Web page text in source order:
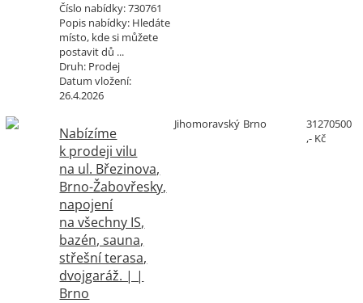
Číslo nabídky:730761
Popis nabídky: Hledáte
místo, kde si můžete
postavit dů ...
Druh: Prodej
Datum vložení:
26.4.2026
Nabízíme
k prodeji vilu
na ul. Březinova,
Brno-Žabovřesky,
napojení
na všechny IS,
bazén, sauna,
střešní terasa,
dvojgaráž. | |
Brno
Jihomoravský Brno
31270500
,- Kč